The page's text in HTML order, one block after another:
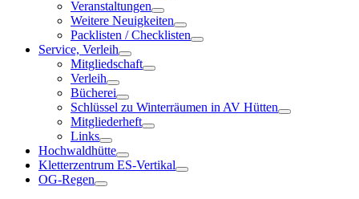
Veranstaltungen
Weitere Neuigkeiten
Packlisten / Checklisten
Service, Verleih
Mitgliedschaft
Verleih
Bücherei
Schlüssel zu Winterräumen in AV Hütten
Mitgliederheft
Links
Hochwaldhütte
Kletterzentrum ES-Vertikal
OG-Regen